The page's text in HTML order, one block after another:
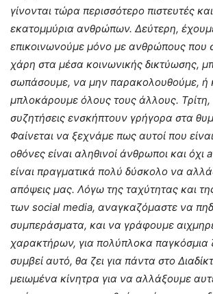
γίνονται τώρα περισσότερο πιστευτές
εκατομμύρια ανθρώπων. Δεύτερη,
επικοινωνούμε μόνο με ανθρώπους που
χάρη στα μέσα κοινωνικής δικτύωσης,
σωπάσουμε, να μην παρακολουθούμε, ή
μπλοκάρουμε όλους τους άλλους. Τρίτη,
συζητήσεις ενσκήπτουν γρήγορα στα
Φαίνεται να ξεχνάμε πως αυτοί που
οθόνες είναι αληθινοί άνθρωποι και όχι
είναι πραγματικά πολύ δύσκολο να
απόψεις μας. Λόγω της ταχύτητας και
των social media, αναγκαζόμαστε να
συμπεράσματα, και να γράφουμε
χαρακτήρων, για πολύπλοκα παγκόσμια
συμβεί αυτό, θα ζει για πάντα στο
μειωμένα κίνητρα για να αλλάξουμε